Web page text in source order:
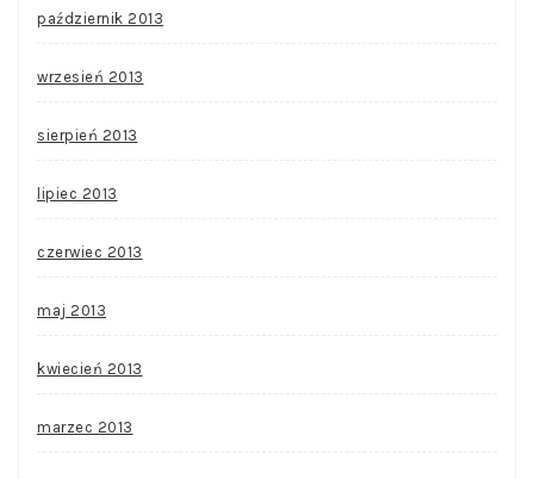
październik 2013
wrzesień 2013
sierpień 2013
lipiec 2013
czerwiec 2013
maj 2013
kwiecień 2013
marzec 2013